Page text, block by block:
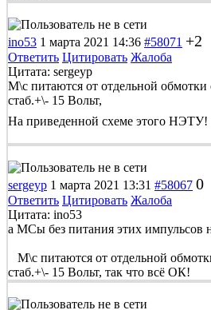
ino53 1 марта 2021 14:36 #58071 +2
Ответить Цитировать Жалоба
Цитата: sergeyp
М\с питаются от отдельной обмотки
стаб.+\- 15 Вольт,
На приведенной схеме этого НЭТУ!
sergeyp 1 марта 2021 13:31 #58067 0
Ответить Цитировать Жалоба
Цитата: ino53
а МСы без питания этих импульсов
М\с питаются от отдельной
стаб.+\- 15 Вольт, так что всё ОК!